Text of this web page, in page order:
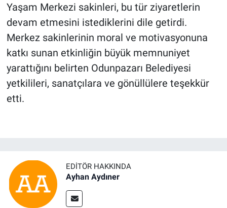
Yaşam Merkezi sakinleri, bu tür ziyaretlerin
devam etmesini istediklerini dile getirdi.
Merkez sakinlerinin moral ve motivasyonuna
katkı sunan etkinliğin büyük memnuniyet
yarattığını belirten Odunpazarı Belediyesi
yetkilileri, sanatçılara ve gönüllülere teşekkür
etti.
EDITÖR HAKKINDA
Ayhan Aydıner